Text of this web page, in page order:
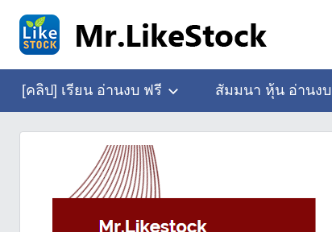
Skip
Mr.LikeStock
งบ
[คลิป] เรียน อ่านงบ ฟรี สัมมนา หุ้น อ่านงบ